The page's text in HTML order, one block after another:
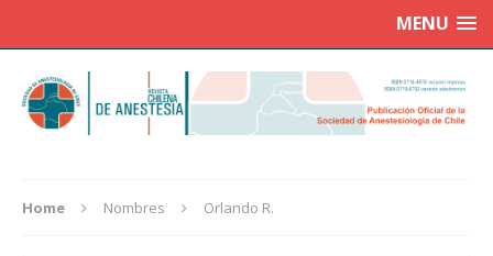
MENU
Home Nombres Orlando R.